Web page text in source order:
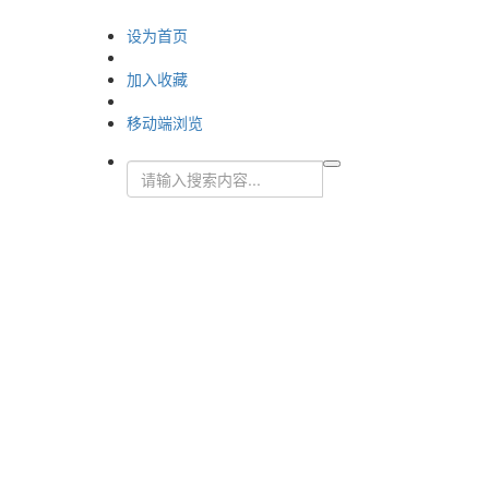
设为首页
加入收藏
移动端浏览